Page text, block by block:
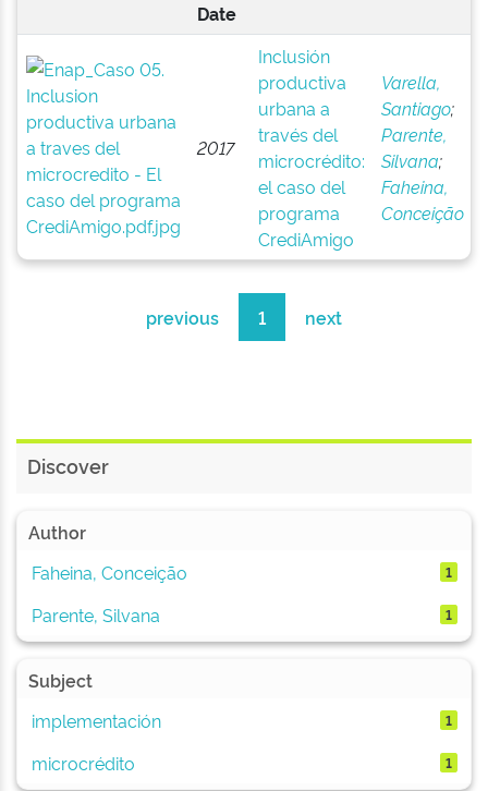
Date
2017
Inclusión
productiva
urbana a
través del
microcrédito:
el caso del
programa
CrediAmigo
Varella,
Santiago;
Parente,
Silvana;
Faheina,
Conceição
previous 1 next
Discover
Author
Faheina, Conceição
1
Parente, Silvana 1
Subject
implementación
1
microcrédito 1